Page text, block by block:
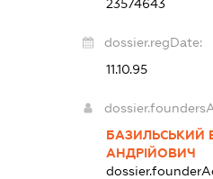
23574643
dossier.regDate:
11.10.95
БАЗИЛЬСЬКИЙ
АНДРІЙОВИЧ